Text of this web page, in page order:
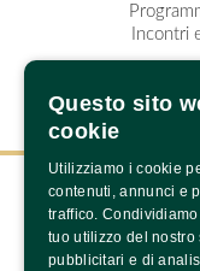
Incontri
Questo sito
cookie
Utilizziamo i cookie
contenuti, annunci e
traffico.
tuo utilizzo del nostro
pubblicitari e di